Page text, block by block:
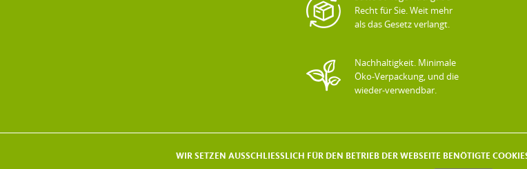
WIR SETZEN AUSSCHLIESSLICH FÜR DEN BETRIEB DER WEBSEITE BENÖTIGTE
Recht für Sie. Weit mehr
als das Gesetz verlangt.
Nachhaltigkeit. Minimale
Öko-Verpackung, und die
wieder-verwendbar.